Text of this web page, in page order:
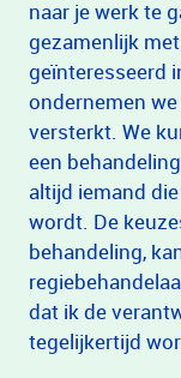
naar je werk te
gezamenlijk
geïnteresseerd
ondernemen
versterkt. We
een
altijd iemand
wordt. De
behandeling,
dat ik de
tegelijkertijd